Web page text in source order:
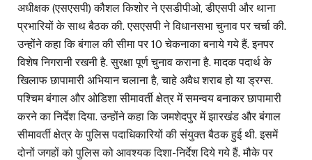
अधीक्षक (एसएसपी) कौशल किशोर ने एसडीपीओ, डीएसपी और थाना
प्रभारियों के साथ बैठक की. एसएसपी ने विधानसभा चुनाव पर चर्चा की.
उन्होंने कहा कि बंगाल की सीमा पर 10 चेकनाका बनाये गये हैं. इनपर
विशेष निगरानी रखनी है. सुरक्षा पूर्ण चुनाव कराना है. मादक पदार्थ के
खिलाफ छापामारी अभियान चलाना है, चाहे अवैध शराब हो या ड्रग्स.
पश्चिम बंगाल और ओडिशा सीमावर्ती क्षेत्र में समन्वय बनाकर छापामारी
करने का निर्देश दिया. उन्होंने कहा कि जमशेदपुर में झारखंड और बंगाल
सीमावर्ती क्षेत्र के पुलिस पदाधिकारियों की संयुक्त बैठक हुई थी. इसमें
दोनों जगहों को पुलिस को आवश्यक दिशा-निर्देश दिये गये हैं. मौके पर